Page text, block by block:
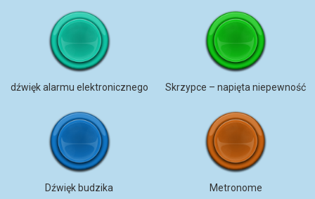
dźwięk alarmu elektronicznego Skrzypce – napięta niepewność
Dźwięk budzika Metronome